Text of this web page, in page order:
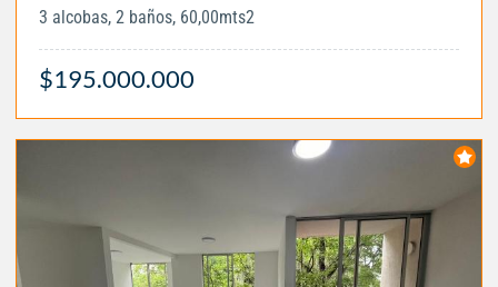
3 alcobas, 2 baños, 60,00mts2
$195.000.000